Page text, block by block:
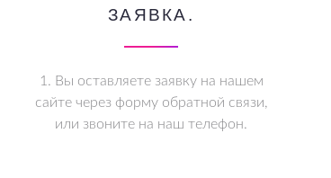
ЗАЯВКА.
1. Вы оставляете заявку на нашем
сайте через форму обратной связи,
или звоните на наш телефон.